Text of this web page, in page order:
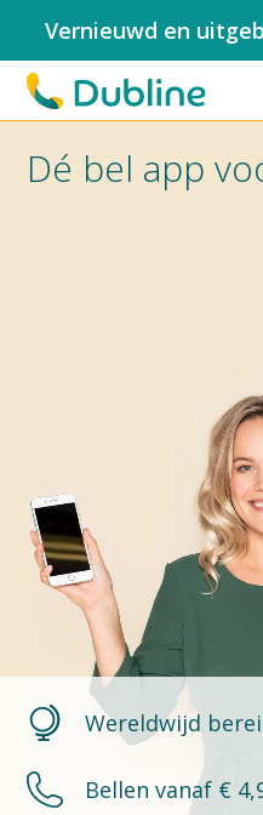
Vernieuwd en
Dé bel app
Wereldwijd
Bellen vanaf €